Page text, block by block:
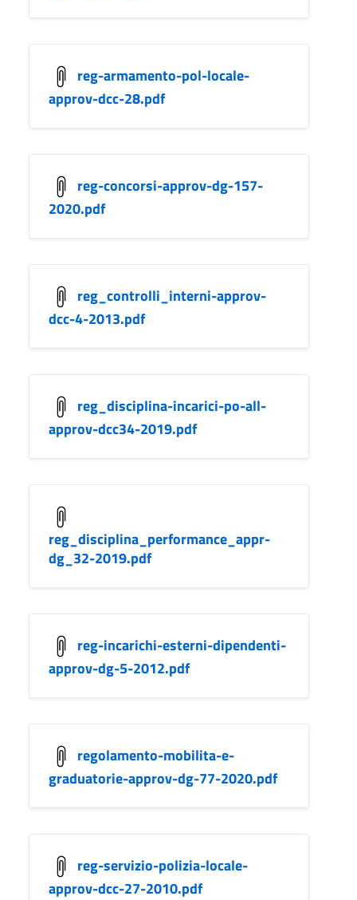
reg-armamento-pol-locale-
approv-dcc-28.pdf
reg-concorsi-approv-dg-157-
2020.pdf
reg_controlli_interni-approv-
dcc-4-2013.pdf
reg_disciplina-incarici-po-all-
approv-dcc34-2019.pdf
reg_disciplina_performance_appr-
dg_32-2019.pdf
reg-incarichi-esterni-dipendenti-
approv-dg-5-2012.pdf
regolamento-mobilita-e-
graduatorie-approv-dg-77-2020.pdf
reg-servizio-polizia-locale-
approv-dcc-27-2010.pdf